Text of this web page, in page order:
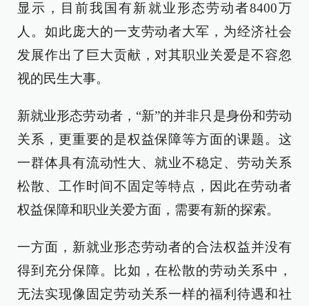
显示，目前我国有新就业形态劳动者8400万
人。如此庞大的一支劳动者大军，为经济社会
发展作出了巨大贡献，对其职业关爱是不容忽
视的民生大事。
新就业形态劳动者，“新”的并非只是身份和劳动
关系，更重要的是权益保障等方面的课题。这
一群体具有流动性大、就业不稳定、劳动关系
松散、工作时间不固定等特点，因此在劳动者
权益保障和职业关爱方面，需要有新的探索。
一方面，新就业形态劳动者的合法权益并没有
得到充分保障。比如，在松散的劳动关系中，
无法实现像固定劳动关系一样的福利待遇和社